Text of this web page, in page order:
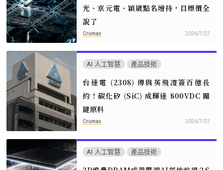
光、京元電、穎崴點名增持，目標價全
說了
Crumax 2026/7/27
AI 人工智慧 產品技術
台達電 (2308) 傳與英飛凌簽百億長
約！碳化矽 (SiC) 成輝達 800VDC 關
鍵原料
Crumax 2026/7/27
AI 人工智慧 產品技術